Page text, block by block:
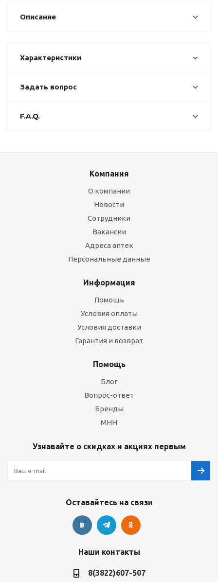
Описание
Характеристики
Задать вопрос
F.A.Q.
Компания
О компании
Новости
Сотрудники
Вакансии
Адреса аптек
Персональные данные
Информация
Помощь
Условия оплаты
Условия доставки
Гарантия и возврат
Помощь
Блог
Вопрос-ответ
Бренды
МНН
Узнавайте о скидках и акциях первым
Оставайтесь на связи
Наши контакты
8(3822)607-507